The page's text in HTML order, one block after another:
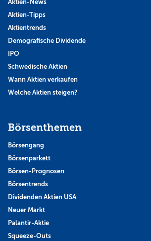
Aktien-News
Aktien-Tipps
Aktientrends
Demografische Dividende
IPO
Schwedische Aktien
Wann Aktien verkaufen
Welche Aktien steigen?
Börsenthemen
Börsengang
Börsenparkett
Börsen-Prognosen
Börsentrends
Dividenden Aktien USA
Neuer Markt
Palantir-Aktie
Squeeze-Outs